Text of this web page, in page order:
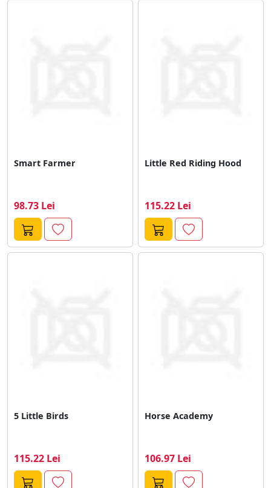
Smart Farmer
98.73 Lei
Little Red Riding Hood
115.22 Lei
5 Little Birds
115.22 Lei
Horse Academy
106.97 Lei